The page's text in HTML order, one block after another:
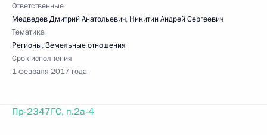
Ответственные
Медведев Дмитрий Анатольевич, Никитин Андрей Сергеевич
Тематика
Регионы,Земельные отношения
Срок исполнения
1 февраля 2017 года
Пр-2347ГС, п.2а-4